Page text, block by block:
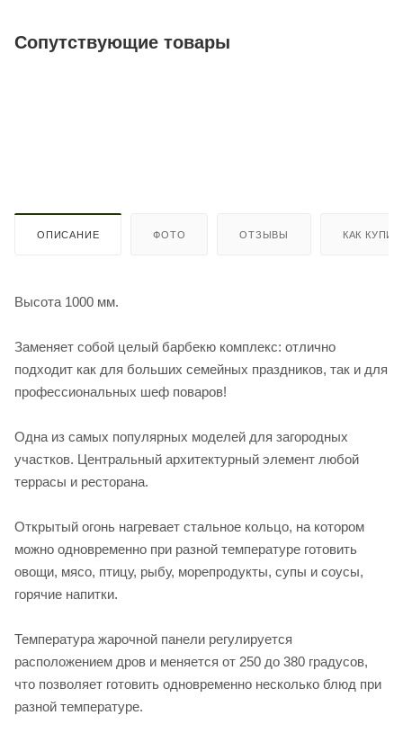
Сопутствующие товары
ОПИСАНИЕ ФОТО ОТЗЫВЫ КАК
Высота 1000 мм.
Заменяет собой целый барбекю комплекс: отлично
подходит как для больших семейных праздников, так и для
профессиональных шеф поваров!
Одна из самых популярных моделей для загородных
участков. Центральный архитектурный элемент любой
террасы и ресторана.
Открытый огонь нагревает стальное кольцо, на котором
можно одновременно при разной температуре готовить
овощи, мясо, птицу, рыбу, морепродукты, супы и соусы,
горячие напитки.
Температура жарочной панели регулируется
расположением дров и меняется от 250 до 380 градусов,
что позволяет готовить одновременно несколько блюд при
разной температуре.